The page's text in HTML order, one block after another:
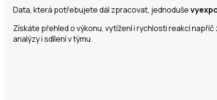
Data, která potřebujete dál zpracovat, jednoduše
Získáte přehled o výkonu, vytížení i rychlosti reakcí
analýzy i sdílení v týmu.